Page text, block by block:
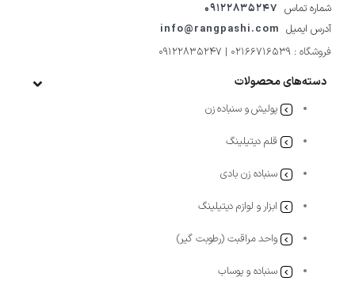
شماره تماس 09122835247
آدرس ایمیل info@rangpashi.com
فروشگاه : 02166716539 | 09122835247
دسته‌های محصولات
پولیش و سنباده زن
قلم دیتیلینگ
سنباده زن بادی
ابزار و لوازم دیتیلینگ
واحد مراقبت (رطوبت گیر)
سنباده و پوساب